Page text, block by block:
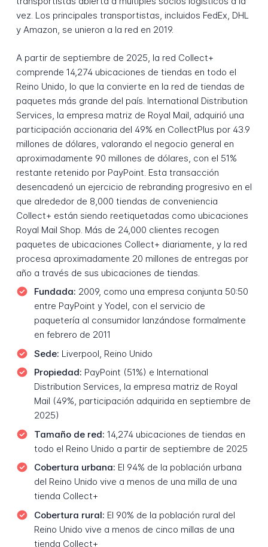
vez. Los principales transportistas, incluidos FedEx, DHL
y Amazon, se unieron a la red en 2019.
A partir de septiembre de 2025, la red Collect+
comprende 14,274 ubicaciones de tiendas en todo el
Reino Unido, lo que la convierte en la red de tiendas de
paquetes más grande del país. International Distribution
Services, la empresa matriz de Royal Mail, adquirió una
participación accionaria del 49% en CollectPlus por 43.9
millones de dólares, valorando el negocio general en
aproximadamente 90 millones de dólares, con el 51%
restante retenido por PayPoint. Esta transacción
desencadenó un ejercicio de rebranding progresivo en el
que alrededor de 8,000 tiendas de conveniencia
Collect+ están siendo reetiquetadas como ubicaciones
Royal Mail Shop. Más de 24,000 clientes recogen
paquetes de ubicaciones Collect+ diariamente, y la red
procesa aproximadamente 20 millones de entregas por
año a través de sus ubicaciones de tiendas.
Fundada: 2009, como una empresa conjunta 50:50
entre PayPoint y Yodel, con el servicio de
paquetería al consumidor lanzándose formalmente
en febrero de 2011
Sede: Liverpool, Reino Unido
Propiedad: PayPoint (51%) e International
Distribution Services, la empresa matriz de Royal
Mail (49%, participación adquirida en septiembre de
2025)
Tamaño de red: 14,274 ubicaciones de tiendas en
todo el Reino Unido a partir de septiembre de 2025
Cobertura urbana: El 94% de la población urbana
del Reino Unido vive a menos de una milla de una
tienda Collect+
Cobertura rural: El 90% de la población rural del
Reino Unido vive a menos de cinco millas de una
tienda Collect+